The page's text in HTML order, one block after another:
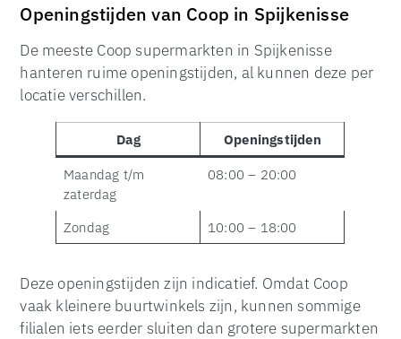
Openingstijden van Coop in Spijkenisse
De meeste Coop supermarkten in Spijkenisse
hanteren ruime openingstijden, al kunnen deze per
locatie verschillen.
Dag
Openingstijden
Maandag t/m
zaterdag
08:00 – 20:00
Zondag 10:00 – 18:00
Deze openingstijden zijn indicatief. Omdat Coop
vaak kleinere buurtwinkels zijn, kunnen sommige
filialen iets eerder sluiten dan grotere supermarkten